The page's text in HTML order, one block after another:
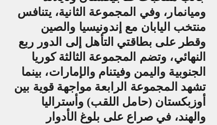
وميانمار، وفي المجموعة الثانية، يتنافس
منتخب اليابان مع إندونيسيا والصين
وقطر على بطاقتي التأهل إلى الدور ربع
النهائي، وتضم المجموعة الثالثة كوريا
الجنوبية واليمن وفيتنام والإمارات، بينما
تشهد المجموعة الرابعة مواجهة قوية بين
أوزبكستان (حامل اللقب) وأستراليا
والهند، في صراع على بلوغ الأدوار